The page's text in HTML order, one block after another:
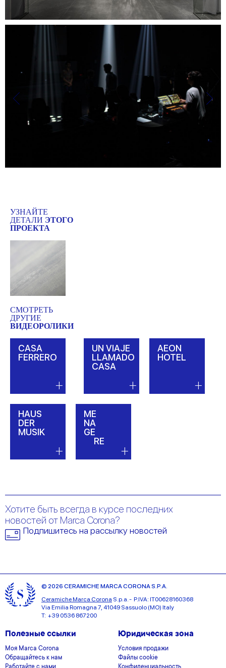
УЗНАЙТЕ
ДЕТАЛИ ЭТОГО
ПРОЕКТА
СМОТРЕТЬ
ДРУГИЕ
ВИДЕОРОЛИКИ
CASA
FERRERO
UN VIAJE
LLAMADO
CASA
AEON
HOTEL
HAUS
DER
MUSIK
ME
NA
GE
RE
Хотите быть всегда в курсе последних
новостей от Marca Corona?
Подпишитесь на рассылку новостей
© 2026 CERAMICHE MARCA CORONA S.P.A.
Ceramiche Marca Corona S.p.a. - P.IVA: IT00628160368
Via Emilia Romagna 7, 41049 Sassuolo (MO) Italy
T: +39 0536 867200
Полезные ссылки
Моя Marca Corona
Обращайтесь к нам
Юридическая зона
Условия продажи
Файлы cookie